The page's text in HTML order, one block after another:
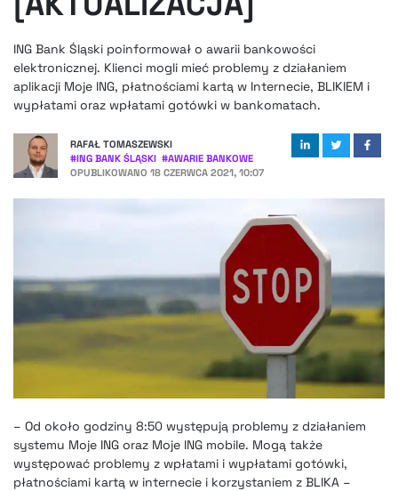
FINTEK EXTRA
OKIEM EKSPERTA
ING Bank Śląski poinformował o awarii bankowości
elektronicznej. Klienci mogli mieć problemy z działaniem
aplikacji Moje ING, płatnościami kartą w Internecie, BLIKIEM i
wypłatami oraz wpłatami gotówki w bankomatach.
RAFAŁ TOMASZEWSKI
#ING BANK ŚLĄSKI #AWARIE BANKOWE
OPUBLIKOWANO 18 CZERWCA 2021, 10:07
– Od około godziny 8:50 występują problemy z działaniem
systemu Moje ING oraz Moje ING mobile. Mogą także
występować problemy z wpłatami i wypłatami gotówki,
płatnościami kartą w internecie i korzystaniem z BLIKA –